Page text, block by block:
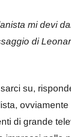
mi devi
di
su,
di grande